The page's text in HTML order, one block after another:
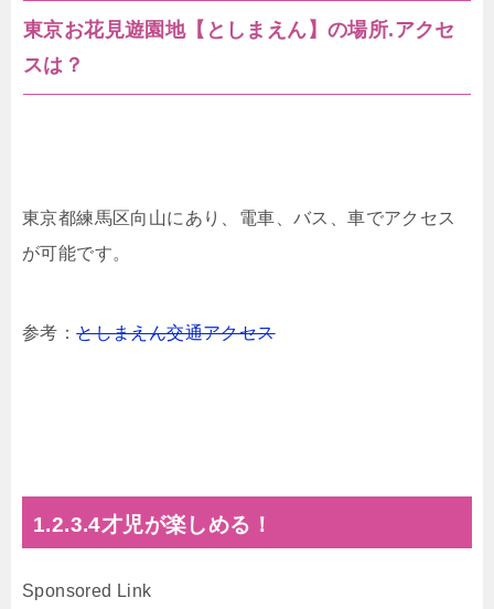
東京お花見遊園地【としまえん】の場所.アクセ
スは？
東京都練馬区向山にあり、電車、バス、車でアクセス
が可能です。
参考：としまえん交通アクセス
1.2.3.4才児が楽しめる！
Sponsored Link